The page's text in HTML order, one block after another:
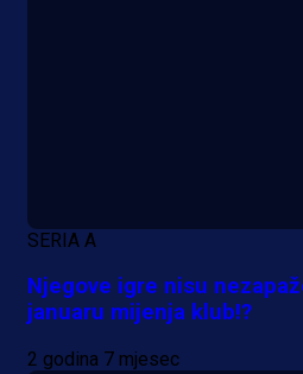
SERIA A
Njegove igre nisu
januaru mijenja klub!?
2 godina 7 mjesec